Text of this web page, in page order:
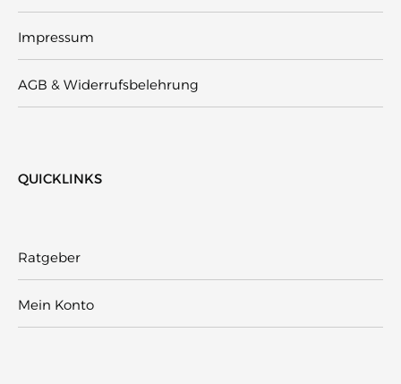
Impressum
AGB & Widerrufsbelehrung
QUICKLINKS
Ratgeber
Mein Konto